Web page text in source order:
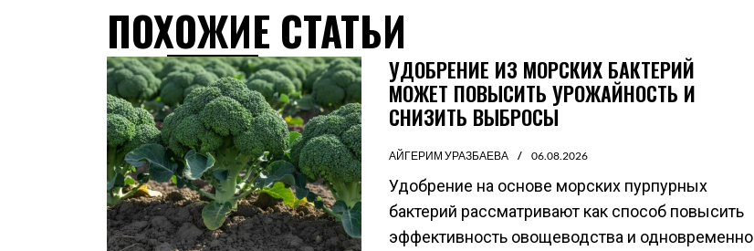
ПОХОЖИЕ СТАТЬИ
УДОБРЕНИЕ ИЗ МОРСКИХ БАКТЕРИЙ
МОЖЕТ ПОВЫСИТЬ УРОЖАЙНОСТЬ И
СНИЗИТЬ ВЫБРОСЫ
АЙГЕРИМ УРАЗБАЕВА 06.08.2026
Удобрение на основе морских пурпурных
бактерий рассматривают как способ повысить
эффективность овощеводства и одновременно